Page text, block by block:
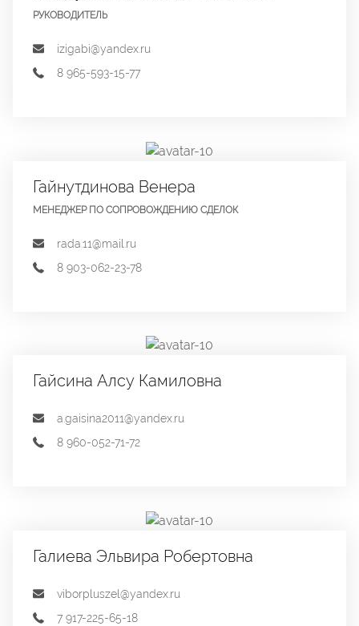
РУКОВОДИТЕЛЬ
izigabi@yandex.ru
8 965-593-15-77
Гайнутдинова Венера
МЕНЕДЖЕР ПО СОПРОВОЖДЕНИЮ СДЕЛОК
rada.11@mail.ru
8 903-062-23-78
Гайсина Алсу Камиловна
a.gaisina2011@yandex.ru
8 960-052-71-72
Галиева Эльвира Робертовна
viborpluszel@yandex.ru
7 917-225-65-18